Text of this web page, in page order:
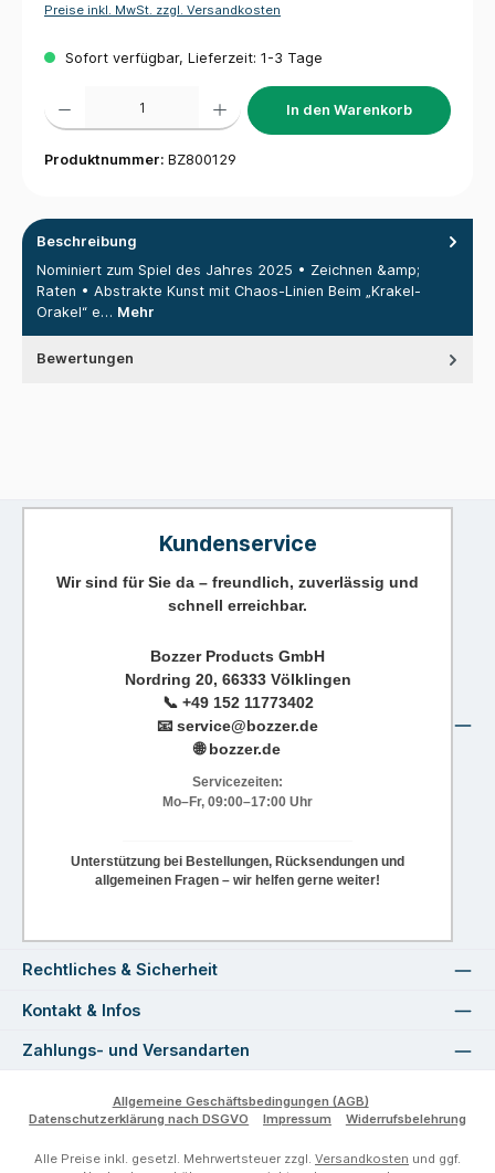
Preise inkl. MwSt. zzgl. Versandkosten
Sofort verfügbar, Lieferzeit: 1-3 Tage
Produkt Anzahl: Gib den gewünschten Wert ein oder benutze die Schaltflächen um die
In den Warenkorb
Produktnummer: BZ800129
Beschreibung
Nominiert zum Spiel des Jahres 2025 • Zeichnen &amp;
Raten • Abstrakte Kunst mit Chaos-Linien Beim „Krakel-
Orakel“ e… Mehr
Bewertungen
Kundenservice
Wir sind für Sie da – freundlich, zuverlässig und
schnell erreichbar.
Bozzer Products GmbH
Nordring 20, 66333 Völklingen
📞 +49 152 11773402
📧service@bozzer.de
🌐 bozzer.de
Servicezeiten:
Mo–Fr, 09:00–17:00 Uhr
Unterstützung bei Bestellungen, Rücksendungen und
allgemeinen Fragen – wir helfen gerne weiter!
Rechtliches & Sicherheit
Kontakt & Infos
Zahlungs- und Versandarten
Allgemeine Geschäftsbedingungen (AGB)
Datenschutzerklärung nach DSGVO
Impressum Widerrufsbelehrung
Alle Preise inkl. gesetzl. Mehrwertsteuer zzgl. Versandkosten und ggf.